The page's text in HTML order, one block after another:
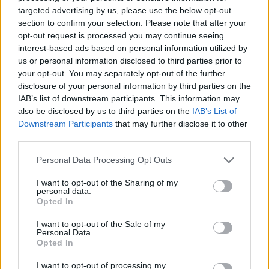
targeted advertising by us, please use the below opt-out
section to confirm your selection. Please note that after your
opt-out request is processed you may continue seeing
interest-based ads based on personal information utilized by
us or personal information disclosed to third parties prior to
your opt-out. You may separately opt-out of the further
disclosure of your personal information by third parties on the
IAB’s list of downstream participants. This information may
also be disclosed by us to third parties on the IAB’s List of
Downstream Participants that may further disclose it to other
Personal Data Processing Opt Outs
I want to opt-out of the Sharing of my
personal data.
Opted In
I want to opt-out of the Sale of my
Personal Data.
Opted In
I want to opt-out of processing my
2026).
2026-03-03
Nuova Sabatini - Finanziamenti per l'acquisto di
nuovi macchinari, impianti e attrezzature da parte delle
piccole e medi
Ministero delle Imprese e del Made in Italy -
Dipartimento per le politiche per
10.917 euro
2026-03-03
Nuova Sabatini - Finanziamenti per l'acquisto di
piccole e medi
Ministero delle Imprese e del Made in Italy -
Dipartimento per le politiche per
9.124 euro
2026-03-03
Digitalizzazione ed efficientamento produttivo
2021-2027